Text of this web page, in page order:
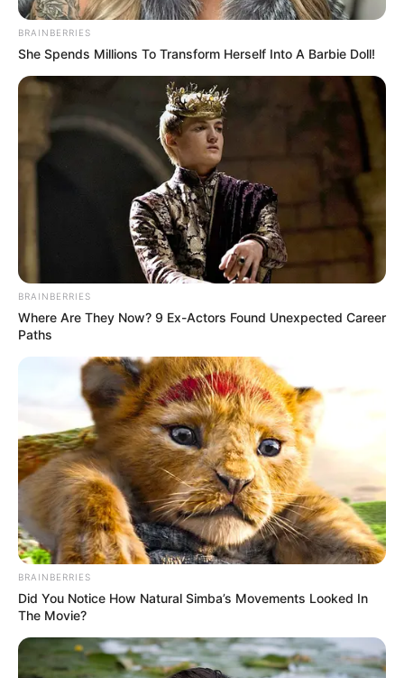
"Уточнение по прилетам по районам - по
предварительной информации удары пришлись по
Основянскому, Немышлянскому и Ново-
Баварскому районам" - Игорь Терехов.
"По предварительным данным, есть попадание
обломков беспилотника в жилой дом.
Информация о последствиях проверяется.
Профильные службы выехали на места
попаданий. Одно из попаданий в Новобаварском
районе на открытой территории. Ще один "Шахед"
попал возле частного дома в том же районе
Харькова. Возник пожар" - Олег Синегубов.
На данную минуту уже 7 пострадавших - 4 детей, 2
женщины и один мужчина, сообщает Терехов
Денис Азаров
Поделиться:
Теги:война
ЭТО ИНТЕРЕСНО